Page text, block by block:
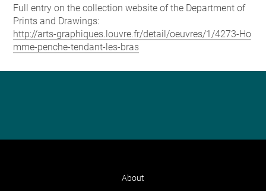
Full entry on the collection website of the Department of
Prints and Drawings:
http://arts-graphiques.louvre.fr/detail/oeuvres/1/4273-Ho
mme-penche-tendant-les-bras
About